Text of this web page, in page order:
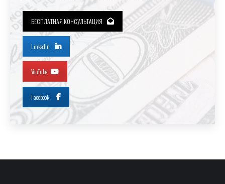
БЕСПЛАТНАЯ КОНСУЛЬТАЦИЯ
LinkedIn
YouTube
Facebook